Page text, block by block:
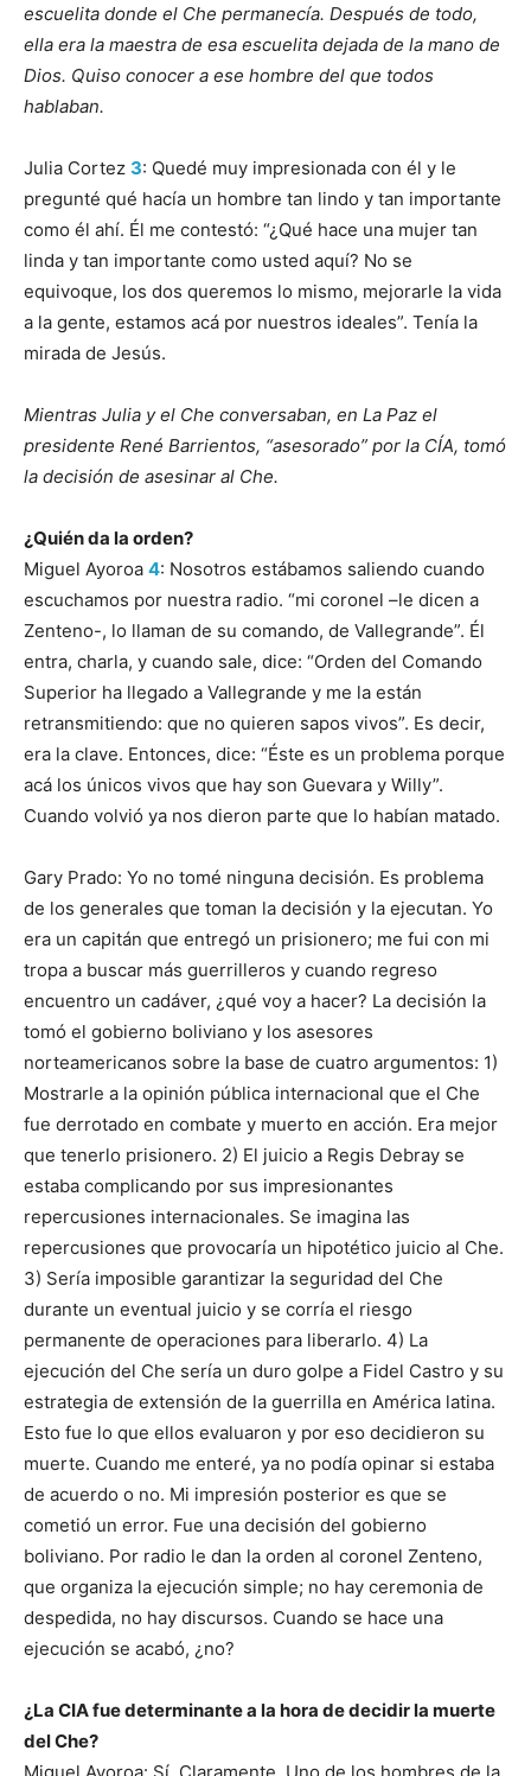
escuelita donde el Che permanecía. Después de todo,
ella era la maestra de esa escuelita dejada de la mano de
Dios. Quiso conocer a ese hombre del que todos
hablaban.
Julia Cortez 3: Quedé muy impresionada con él y le
pregunté qué hacía un hombre tan lindo y tan importante
como él ahí. Él me contestó: “¿Qué hace una mujer tan
linda y tan importante como usted aquí? No se
equivoque, los dos queremos lo mismo, mejorarle la vida
a la gente, estamos acá por nuestros ideales”. Tenía la
mirada de Jesús.
Mientras Julia y el Che conversaban, en La Paz el
presidente René Barrientos, “asesorado” por la CÍA, tomó
la decisión de asesinar al Che.
¿Quién da la orden?
Miguel Ayoroa 4: Nosotros estábamos saliendo cuando
escuchamos por nuestra radio. “mi coronel –le dicen a
Zenteno-, lo llaman de su comando, de Vallegrande”. Él
entra, charla, y cuando sale, dice: “Orden del Comando
Superior ha llegado a Vallegrande y me la están
retransmitiendo: que no quieren sapos vivos”. Es decir,
era la clave. Entonces, dice: “Éste es un problema porque
acá los únicos vivos que hay son Guevara y Willy”.
Cuando volvió ya nos dieron parte que lo habían matado.
Gary Prado: Yo no tomé ninguna decisión. Es problema
de los generales que toman la decisión y la ejecutan. Yo
era un capitán que entregó un prisionero; me fui con mi
tropa a buscar más guerrilleros y cuando regreso
encuentro un cadáver, ¿qué voy a hacer? La decisión la
tomó el gobierno boliviano y los asesores
norteamericanos sobre la base de cuatro argumentos: 1)
Mostrarle a la opinión pública internacional que el Che
fue derrotado en combate y muerto en acción. Era mejor
que tenerlo prisionero. 2) El juicio a Regis Debray se
estaba complicando por sus impresionantes
repercusiones internacionales. Se imagina las
repercusiones que provocaría un hipotético juicio al Che.
3) Sería imposible garantizar la seguridad del Che
durante un eventual juicio y se corría el riesgo
permanente de operaciones para liberarlo. 4) La
ejecución del Che sería un duro golpe a Fidel Castro y su
estrategia de extensión de la guerrilla en América latina.
Esto fue lo que ellos evaluaron y por eso decidieron su
muerte. Cuando me enteré, ya no podía opinar si estaba
de acuerdo o no. Mi impresión posterior es que se
cometió un error. Fue una decisión del gobierno
boliviano. Por radio le dan la orden al coronel Zenteno,
que organiza la ejecución simple; no hay ceremonia de
despedida, no hay discursos. Cuando se hace una
ejecución se acabó, ¿no?
¿La CIA fue determinante a la hora de decidir la muerte
del Che?